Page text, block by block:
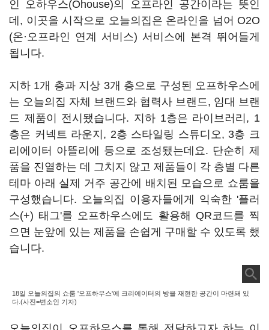
인 오하우스(Ohouse)의 오프라인 공간이라는 뜻인
데, 이곳을 시작으로 오늘의집은 온라인을 넘어 O2O
(온·오프라인 연계 서비스) 서비스에 본격 뛰어들게
됩니다.
지하 1개 층과 지상 3개 층으로 구성된 오프하우스에
는 오늘의집 자체 브랜드와 협력사 브랜드, 임대 브랜
드 제품이 전시됐습니다. 지하 1층은 라이브러리, 1
층은 커넥트 라운지, 2층 스타일링 스튜디오, 3층 크
리에이터 아뜰리에 등으로 조성됐는데요. 단순히 제
품을 진열하는 데 그치지 않고 제품들이 각 층별 다른
테마 아래 실제 거주 공간에 배치된 모습으로 쇼룸을
구성했습니다. 오늘의집 이용자들에게 익숙한 '플러
스(+) 태그'를 오프하우스에도 활용해 QR코드를 찍
으면 눈앞에 있는 제품을 손쉽게 구매할 수 있도록 했
습니다.
18일 오늘의집의 쇼룸 '오프하우스'에 크리에이터의 방을 재현한 공간이 마련돼 있
다.(사진=변소인 기자)